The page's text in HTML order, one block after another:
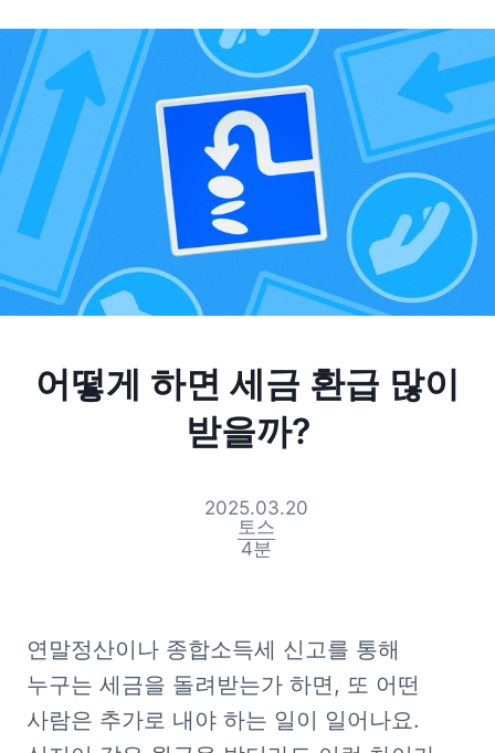
어떻게 하면 세금 환급 많이
받을까?
2025.03.20
토스
4분
연말정산이나 종합소득세 신고를 통해
누구는 세금을 돌려받는가 하면, 또 어떤
사람은 추가로 내야 하는 일이 일어나요.